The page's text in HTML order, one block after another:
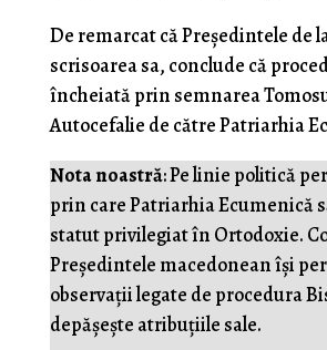
De remarcat că Președintele de
scrisoarea sa, conclude că
încheiată prin semnarea
Autocefalie de către Patriarhia
Nota noastră: Pe linie politică
prin care Patriarhia Ecumenică
statut privilegiat în Ortodoxie.
Președintele macedonean își
observații legate de procedura
depășește atribuțiile sale.